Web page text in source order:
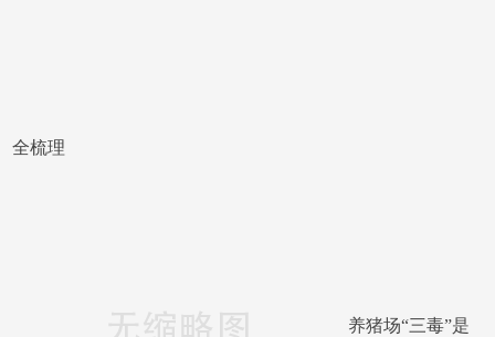
全梳理
养猪场“三毒”是